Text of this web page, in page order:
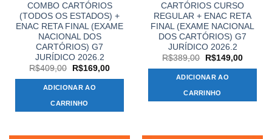
COMBO CARTÓRIOS
(TODOS OS ESTADOS) +
ENAC RETA FINAL (EXAME
NACIONAL DOS
CARTÓRIOS) G7
JURÍDICO 2026.2
R$409,00
O
original
era:
R$409,00.
R$169,00O
R$169,00.
ADICIONAR AO
CARRINHO
CARTÓRIOS CURSO
REGULAR + ENAC RETA
FINAL (EXAME NACIONAL
DOS CARTÓRIOS) G7
JURÍDICO 2026.2
R$389,00
O
original
era:
R$389,00.
R$149,00O
ADICIONAR AO
CARRINHO